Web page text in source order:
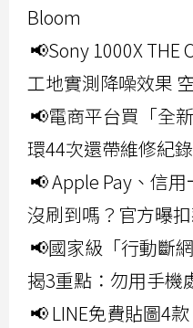
Bloom
📢Sony 1000X THE
工地實測降噪效果
📢電商平台買「全
環44次還帶維修紀
📢 Apple Pay、信
沒刷到嗎？官方曝
📢國家級「行動斷
揭3重點：勿用手機
📢 LINE免費貼圖4